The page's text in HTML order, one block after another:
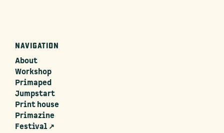
NAVIGATION
About
Workshop
Primaped
Jumpstart
Print house
Primazine
Festival ↗